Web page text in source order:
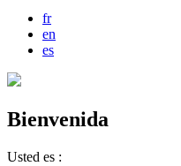
fr
en
es
Bienvenida
Usted es :